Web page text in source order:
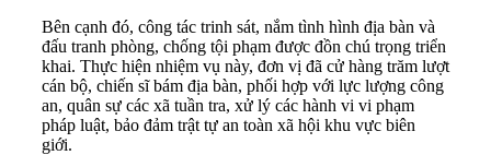
Bên cạnh đó, công tác trinh sát, nắm tình hình địa bàn và
đấu tranh phòng, chống tội phạm được đồn chú trọng triển
khai. Thực hiện nhiệm vụ này, đơn vị đã cử hàng trăm lượt
cán bộ, chiến sĩ bám địa bàn, phối hợp với lực lượng công
an, quân sự các xã tuần tra, xử lý các hành vi vi phạm
pháp luật, bảo đảm trật tự an toàn xã hội khu vực biên
giới.